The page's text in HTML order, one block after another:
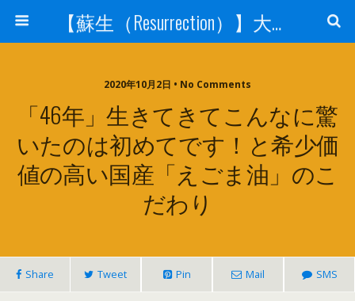
【蘇生（Resurrection）】大宇宙と人体の神秘を紐解く
2020年10月2日 • No Comments
「46年」生きてきてこんなに驚
いたのは初めてです！と希少価
値の高い国産「えごま油」のこ
だわり
Share Tweet Pin Mail SMS